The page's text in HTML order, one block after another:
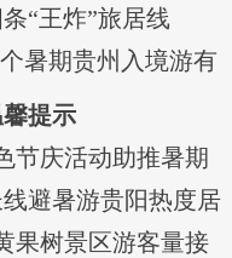
“王炸”旅居线
暑期贵州入境游有
提示
节庆活动助推暑期
避暑游贵阳热度居
果树景区游客量接